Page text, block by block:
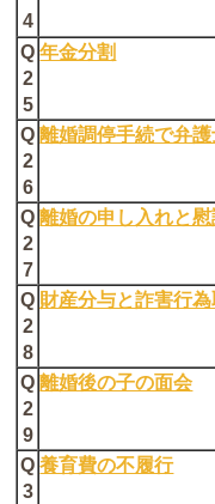
4
Q
2
5
年金分割
Q
2
6
離婚調停手続で弁
Q
2
7
離婚の申し入れと
Q
2
8
財産分与と詐害行
Q
2
9
離婚後の子の面会
Q
3
養育費の不履行